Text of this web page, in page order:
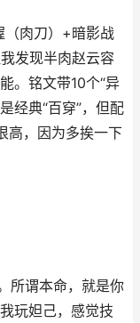
（肉刀）+暗影战
发现半肉赵云容
。铭文带10个“异
经典“百穿”，但配
高，因为多挨一下
所谓本命，就是你
玩妲己，感觉技